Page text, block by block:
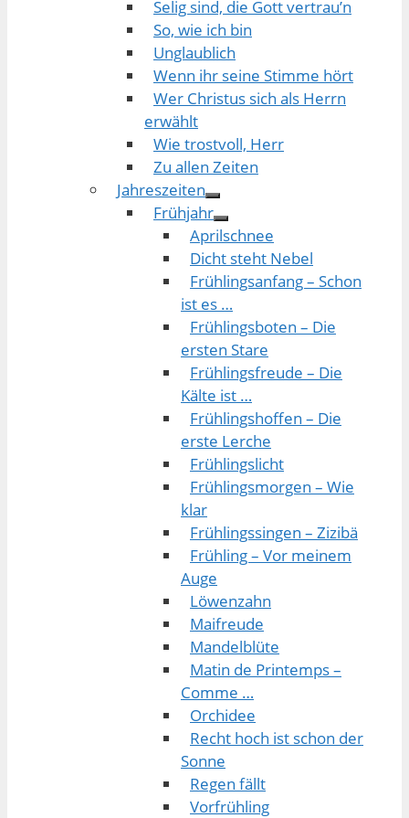
Selig sind, die Gott vertrau’n
So, wie ich bin
Unglaublich
Wenn ihr seine Stimme hört
Wer Christus sich als Herrn
erwählt
Wie trostvoll, Herr
Zu allen Zeiten
Jahreszeiten
Frühjahr
Aprilschnee
Dicht steht Nebel
Frühlingsanfang – Schon
ist es …
Frühlingsboten – Die
ersten Stare
Frühlingsfreude – Die
Kälte ist …
Frühlingshoffen – Die
erste Lerche
Frühlingslicht
Frühlingsmorgen – Wie
klar
Frühlingssingen – Zizibä
Frühling – Vor meinem
Auge
Löwenzahn
Maifreude
Mandelblüte
Matin de Printemps –
Comme …
Orchidee
Recht hoch ist schon der
Sonne
Regen fällt
Vorfrühling